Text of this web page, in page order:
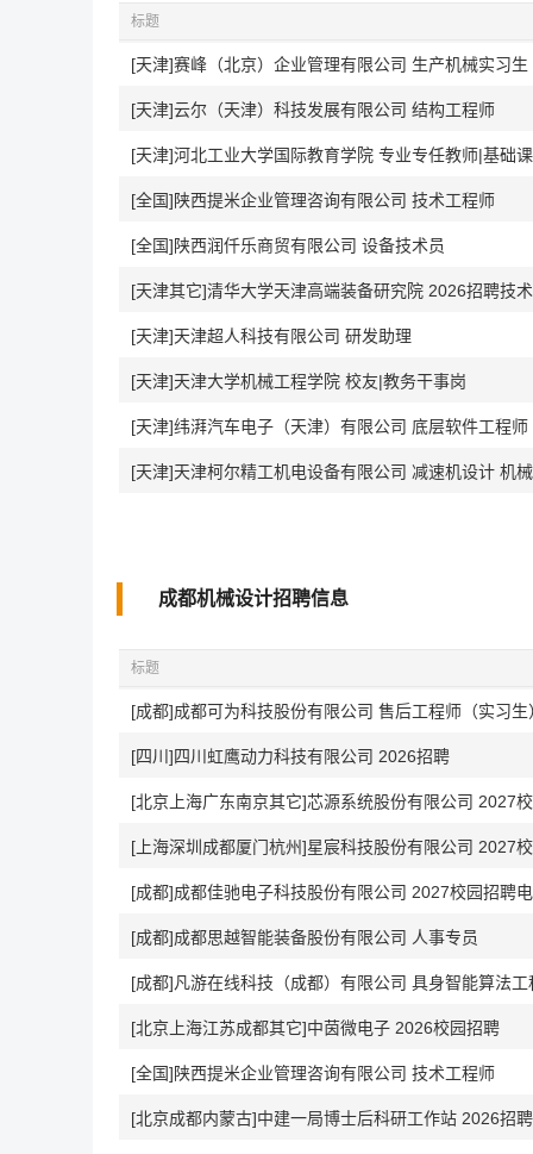
标题
[天津]赛峰（北京）企业管理有限公司 生产机械实习
[天津]云尔（天津）科技发展有限公司 结构工程师
[天津]河北工业大学国际教育学院 专业专任教师|基础
[全国]陕西提米企业管理咨询有限公司 技术工程师
[全国]陕西润仟乐商贸有限公司 设备技术员
[天津其它]清华大学天津高端装备研究院 2026招聘技
[天津]天津超人科技有限公司 研发助理
[天津]天津大学机械工程学院 校友|教务干事岗
[天津]纬湃汽车电子（天津）有限公司 底层软件工程
[天津]天津柯尔精工机电设备有限公司 减速机设计 机
成都机械设计招聘信息
标题
[成都]成都可为科技股份有限公司 售后工程师（实习生
[四川]四川虹鹰动力科技有限公司 2026招聘
[北京上海广东南京其它]芯源系统股份有限公司 2027
[上海深圳成都厦门杭州]星宸科技股份有限公司 2027
[成都]成都思越智能装备股份有限公司 人事专员
[成都]凡游在线科技（成都）有限公司 具身智能算法工
[北京上海江苏成都其它]中茵微电子 2026校园招聘
[全国]陕西提米企业管理咨询有限公司 技术工程师
[北京成都内蒙古]中建一局博士后科研工作站 2026招聘